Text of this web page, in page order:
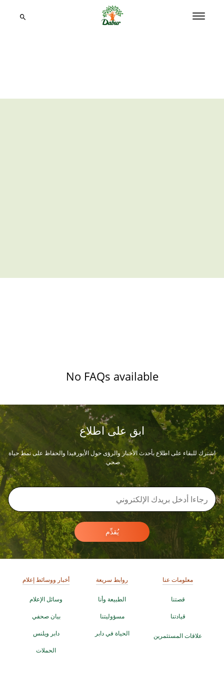
No FAQs available
ابق على اطلاع
اشترك للبقاء على اطلاع بأحدث الأخبار والرؤى حول الأيورفيدا والحفاظ على نمط حياة
صحي.
يُقدِّم
معلومات عنا
قصتنا
قيادتنا
علاقات المستثمرين
روابط سريعة
الطبيعة وأنا
مسؤوليتنا
الحياة في دابر
أخبار ووسائط إعلام
وسائل الإعلام
بيان صحفي
دابر ويلنس
الحملات